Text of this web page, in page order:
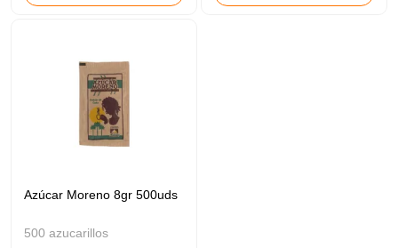
Azúcar Moreno 8gr 500uds
500 azucarillos